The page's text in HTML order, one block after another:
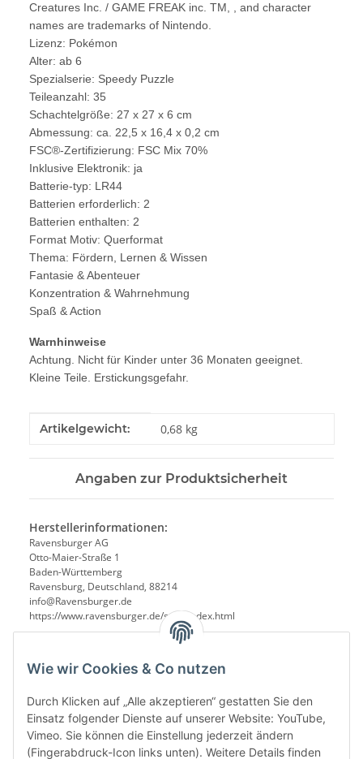
Wie wir Cookies & Co nutzen
Durch Klicken auf „Alle akzeptieren“ gestatten Sie den
Einsatz folgender Dienste auf unserer Website: YouTube,
Vimeo. Sie können die Einstellung jederzeit ändern
(Fingerabdruck-Icon links unten). Weitere Details finden
Creatures Inc. / GAME FREAK inc. TM, , and character
names are trademarks of Nintendo.
Lizenz: Pokémon
Alter: ab 6
Spezialserie: Speedy Puzzle
Teileanzahl: 35
Schachtelgröße: 27 x 27 x 6 cm
Abmessung: ca. 22,5 x 16,4 x 0,2 cm
FSC®-Zertifizierung: FSC Mix 70%
Inklusive Elektronik: ja
Batterie-typ: LR44
Batterien erforderlich: 2
Batterien enthalten: 2
Format Motiv: Querformat
Thema: Fördern, Lernen & Wissen
Fantasie & Abenteuer
Konzentration & Wahrnehmung
Spaß & Action
Warnhinweise
Achtung. Nicht für Kinder unter 36 Monaten geeignet.
Kleine Teile. Erstickungsgefahr.
Produkteigenschaft
Wert
Artikelgewicht: 0,68 kg
Angaben zur Produktsicherheit
Herstellerinformationen:
Ravensburger AG
Otto-Maier-Straße 1
Baden-Württemberg
Ravensburg, Deutschland, 88214
info@Ravensburger.de
https://www.ravensburger.de/start/index.html